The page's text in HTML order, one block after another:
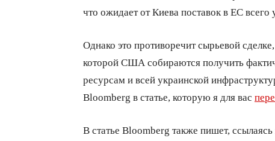
что ожидает от Киева поставок в ЕС всего
Однако это противоречит сырьевой
которой США собираются получить
ресурсам и всей украинской
Bloomberg в статье, которую я для вас
В статье Bloomberg также пишет,